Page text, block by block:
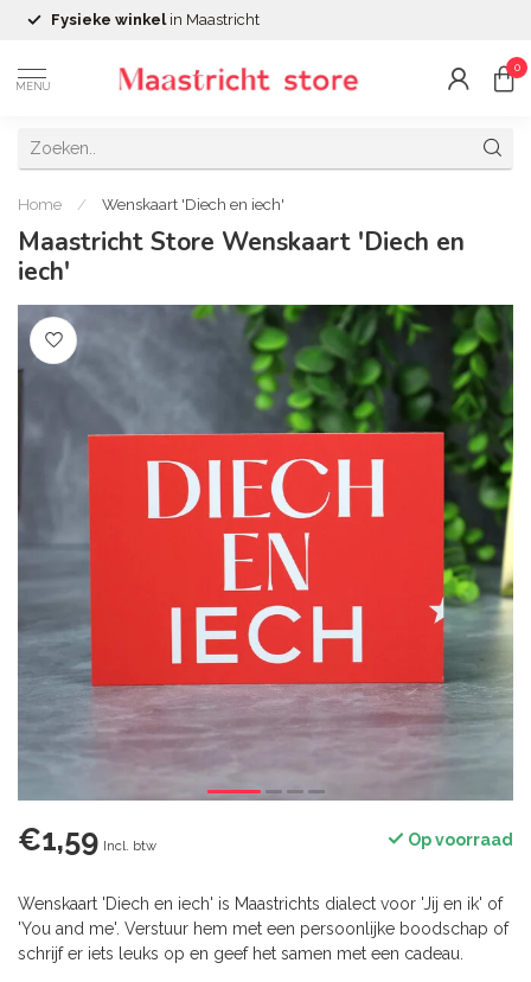
Fysieke winkel in Maastricht
MENU
0
Home / Wenskaart 'Diech en iech'
Maastricht Store Wenskaart 'Diech en
iech'
€1,59 Incl. btw Op voorraad
Wenskaart 'Diech en iech' is Maastrichts dialect voor 'Jij en ik' of
'You and me'. Verstuur hem met een persoonlijke boodschap of
schrijf er iets leuks op en geef het samen met een cadeau.